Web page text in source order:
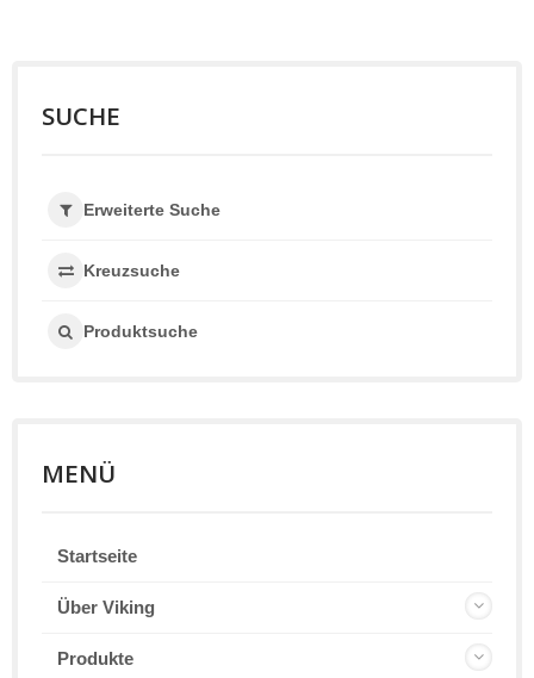
SUCHE
Erweiterte Suche
Kreuzsuche
Produktsuche
MENÜ
Startseite
Über Viking
Produkte